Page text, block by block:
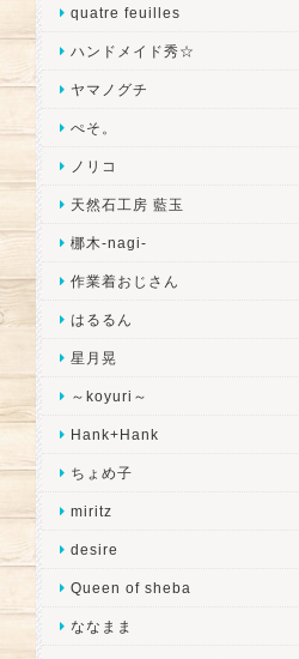
quatre feuilles
ハンドメイド秀☆
ヤマノグチ
ぺそ。
ノリコ
天然石工房 藍玉
梛木-nagi-
作業着おじさん
はるるん
星月晃
～koyuri～
Hank+Hank
ちょめ子
miritz
desire
Queen of sheba
ななまま